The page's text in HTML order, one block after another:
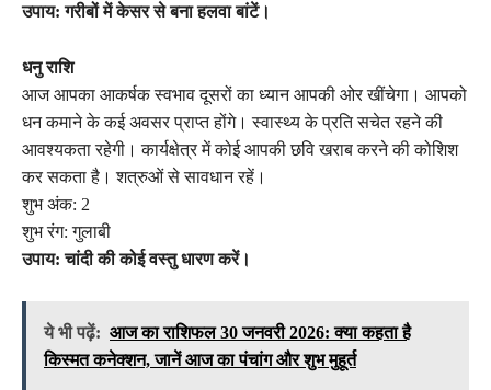
उपाय: गरीबों में केसर से बना हलवा बांटें।
धनु राशि
आज आपका आकर्षक स्वभाव दूसरों का ध्यान आपकी ओर खींचेगा। आपको
धन कमाने के कई अवसर प्राप्त होंगे। स्वास्थ्य के प्रति सचेत रहने की
आवश्यकता रहेगी। कार्यक्षेत्र में कोई आपकी छवि खराब करने की कोशिश
कर सकता है। शत्रुओं से सावधान रहें।
शुभ अंक: 2
शुभ रंग: गुलाबी
उपाय: चांदी की कोई वस्तु धारण करें।
ये भी पढ़ें: आज का राशिफल 30 जनवरी 2026: क्या कहता है
किस्मत कनेक्शन, जानें आज का पंचांग और शुभ मुहूर्त